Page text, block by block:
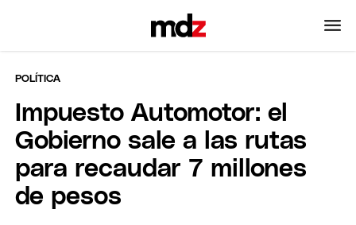
POLÍTICA
Impuesto Automotor: el
Gobierno sale a las rutas
para recaudar 7 millones
de pesos